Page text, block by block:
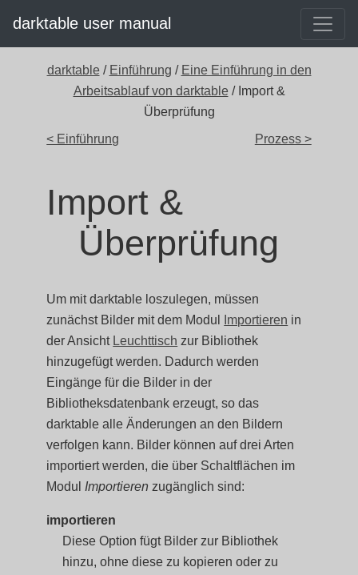
darktable user manual
darktable / Einführung / Eine Einführung in den
Arbeitsablauf von darktable / Import &
Überprüfung
< Einführung
Prozess >
Import &
Überprüfung
Um mit darktable loszulegen, müssen
zunächst Bilder mit dem Modul
Importieren in
der Ansicht Leuchttisch zur Bibliothek
hinzugefügt werden. Dadurch werden
Eingänge für die Bilder in der
Bibliotheksdatenbank erzeugt, so das
darktable alle Änderungen an den Bildern
verfolgen kann. Bilder können auf drei Arten
importiert werden, die über Schaltflächen im
Modul Importieren zugänglich sind:
importieren
Diese Option fügt Bilder zur Bibliothek
hinzu, ohne diese zu kopieren oder zu